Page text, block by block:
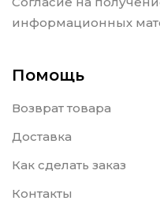
информационных
Помощь
Возврат товара
Доставка
Как сделать заказ
Контакты